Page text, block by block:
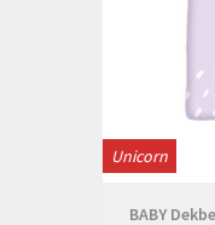
Unicorn
BABY